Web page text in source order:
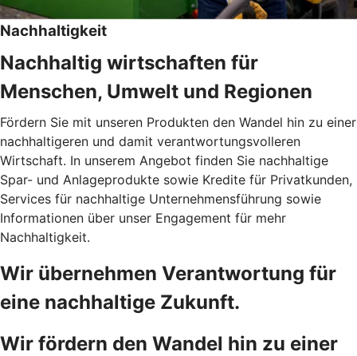
Nachhaltigkeit
Nachhaltig wirtschaften für
Menschen, Umwelt und Regionen
Fördern Sie mit unseren Produkten den Wandel hin zu einer
nachhaltigeren und damit verantwortungsvolleren
Wirtschaft. In unserem Angebot finden Sie nachhaltige
Spar- und Anlageprodukte sowie Kredite für Privatkunden,
Services für nachhaltige Unternehmensführung sowie
Informationen über unser Engagement für mehr
Nachhaltigkeit.
Wir übernehmen Verantwortung für
eine nachhaltige Zukunft.
Wir fördern den Wandel hin zu einer